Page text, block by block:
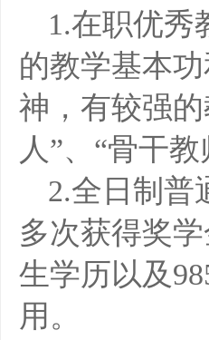
1.在职优秀
的教学基本
神，有较强
人”、“骨干
2.全日制普
多次获得奖
生学历以及
用。